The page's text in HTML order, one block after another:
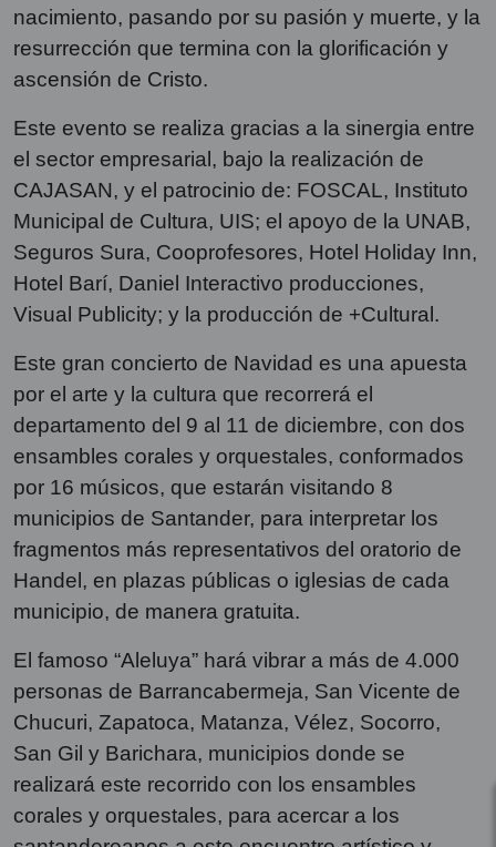
nacimiento, pasando por su pasión y muerte, y la
resurrección que termina con la glorificación y
ascensión de Cristo.
Este evento se realiza gracias a la sinergia entre
el sector empresarial, bajo la realización de
CAJASAN, y el patrocinio de: FOSCAL, Instituto
Municipal de Cultura, UIS; el apoyo de la UNAB,
Seguros Sura, Cooprofesores, Hotel Holiday Inn,
Hotel Barí, Daniel Interactivo producciones,
Visual Publicity; y la producción de +Cultural.
Este gran concierto de Navidad es una apuesta
por el arte y la cultura que recorrerá el
departamento del 9 al 11 de diciembre, con dos
ensambles corales y orquestales, conformados
por 16 músicos, que estarán visitando 8
municipios de Santander, para interpretar los
fragmentos más representativos del oratorio de
Handel, en plazas públicas o iglesias de cada
municipio, de manera gratuita.
El famoso “Aleluya” hará vibrar a más de 4.000
personas de Barrancabermeja, San Vicente de
Chucuri, Zapatoca, Matanza, Vélez, Socorro,
San Gil y Barichara, municipios donde se
realizará este recorrido con los ensambles
corales y orquestales, para acercar a los